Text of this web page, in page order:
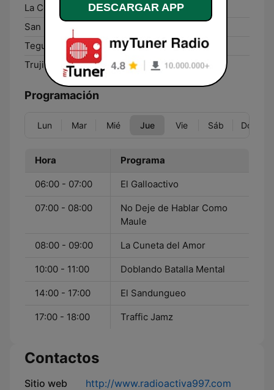
La Ceiba:
91.1 FM
San Pedro Sula:
Tegucigalpa: 850 AM
Trujillo:
92.1 FM
Programación
Lun Mar Mié Jue Vie Sáb Dom
Hora Programa
06:00 - 07:00 El Galloactivo
07:00 - 08:00
No Deje de Hablar Como
Maule
08:00 - 09:00 La Cuneta del Amor
10:00 - 11:00 Doblando Batalla Mental
14:00 - 17:00 El Sandungueo
17:00 - 18:00 Traffic Jamz
Contactos
Sitio web
http://www.radioactiva997.com
DESCARGAR APP